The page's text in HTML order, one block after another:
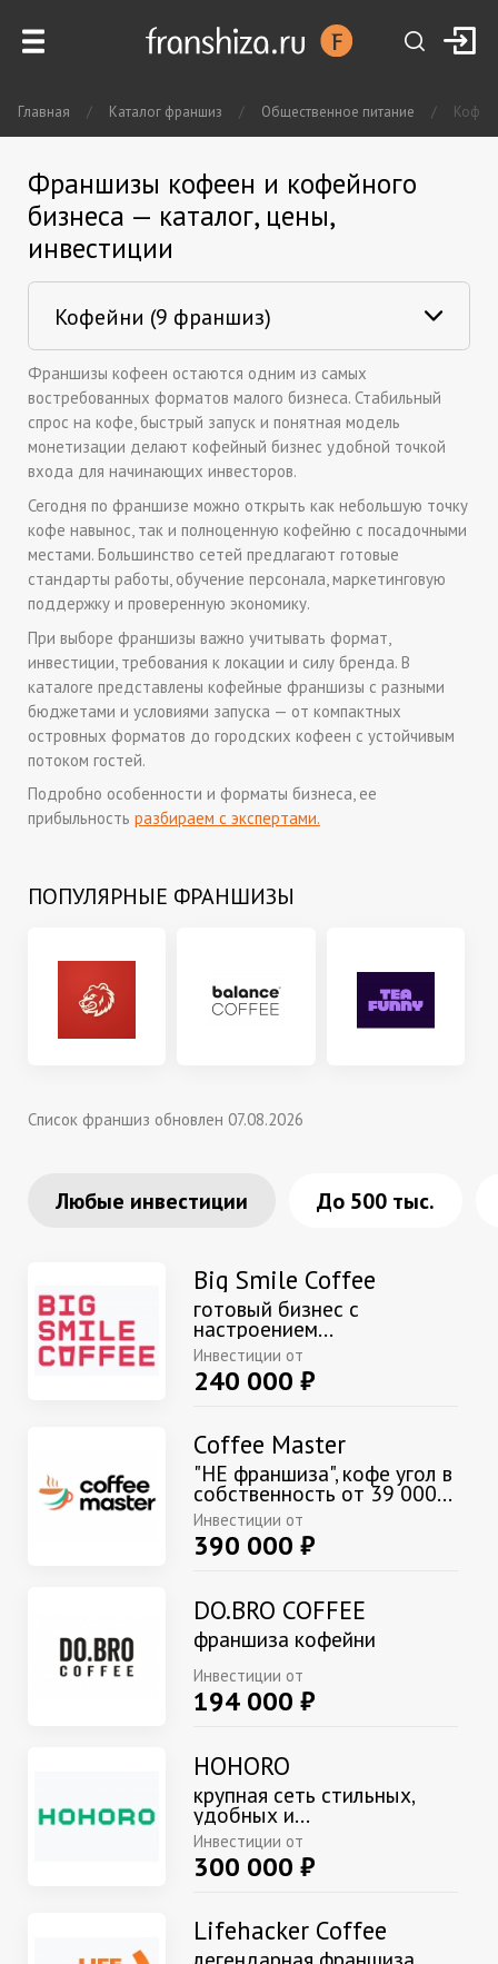
Главная / Каталог франшиз / Общественное питание /
Франшизы кофеен и кофейного
бизнеса — каталог, цены,
инвестиции
Франшизы кофеен остаются одним из самых
востребованных форматов малого бизнеса. Стабильный
спрос на кофе, быстрый запуск и понятная модель
монетизации делают кофейный бизнес удобной точкой
входа для начинающих инвесторов.
Сегодня по франшизе можно открыть как небольшую точку
кофе навынос, так и полноценную кофейню с посадочными
местами. Большинство сетей предлагают готовые
стандарты работы, обучение персонала, маркетинговую
поддержку и проверенную экономику.
При выборе франшизы важно учитывать формат,
инвестиции, требования к локации и силу бренда. В
каталоге представлены кофейные франшизы с разными
бюджетами и условиями запуска — от компактных
островных форматов до городских кофеен с устойчивым
потоком гостей.
Подробно особенности и форматы бизнеса, ее
прибыльность разбираем с экспертами.
ПОПУЛЯРНЫЕ ФРАНШИЗЫ
Список франшиз обновлен 07.08.2026
Любые инвестиции До 500 тыс.
Big Smile Coffee
готовый бизнес с
настроением...
Инвестиции от
240 000 ₽
Coffee Master
"НЕ франшиза", кофе угол в
собственность от 39 000...
Инвестиции от
390 000 ₽
DO.BRO COFFEE
франшиза кофейни
Инвестиции от
194 000 ₽
HOHORO
крупная сеть стильных,
удобных и...
Инвестиции от
300 000 ₽
Lifehacker Coffee